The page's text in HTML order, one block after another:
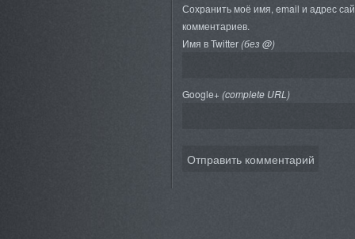
Сохранить моё имя, email и адрес
комментариев.
Имя в Twitter(без @)
Google+ (complete URL)